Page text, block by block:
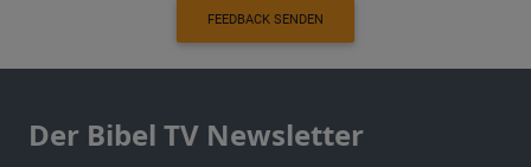
FEEDBACK SENDEN
Der Bibel TV Newsletter